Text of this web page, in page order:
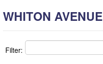
WHITON AVENUE
Filter: